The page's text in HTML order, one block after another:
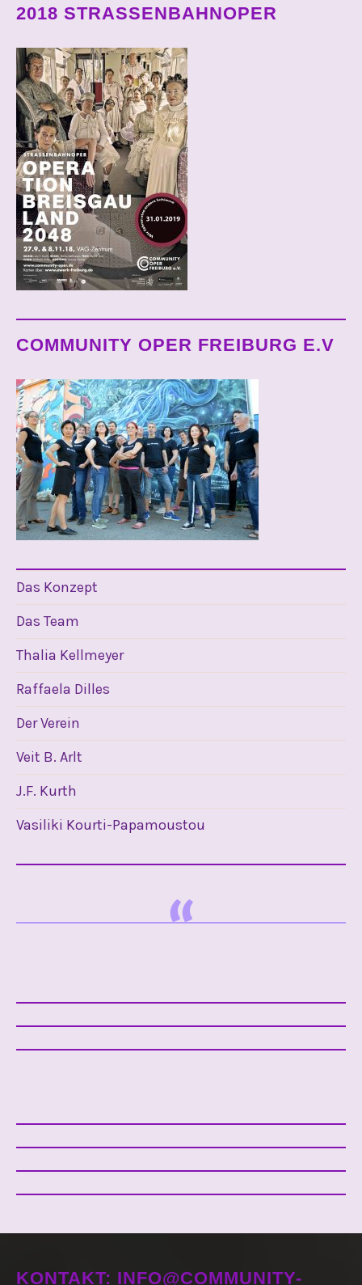
2018 STRASSENBAHNOPER
COMMUNITY OPER FREIBURG E.V
Das Konzept
Das Team
Thalia Kellmeyer
Raffaela Dilles
Der Verein
Veit B. Arlt
J.F. Kurth
Vasiliki Kourti-Papamoustou
KONTAKT: INFO@COMMUNITY-